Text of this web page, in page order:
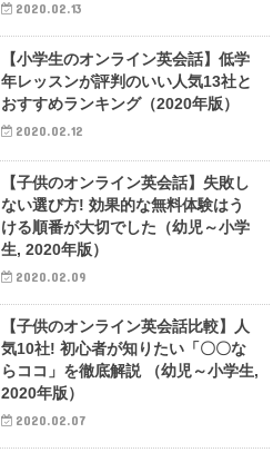
2020.02.13
【小学生のオンライン英会話】低学
年レッスンが評判のいい人気13社と
おすすめランキング（2020年版）
2020.02.12
【子供のオンライン英会話】失敗し
ない選び方! 効果的な無料体験はう
ける順番が大切でした（幼児～小学
生, 2020年版）
2020.02.09
【子供のオンライン英会話比較】人
気10社! 初心者が知りたい「〇〇な
らココ」を徹底解説 （幼児～小学生,
2020年版）
2020.02.07